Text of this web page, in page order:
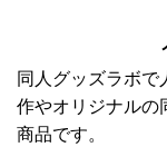
同人グッズラボで
作やオリジナルの
商品です。